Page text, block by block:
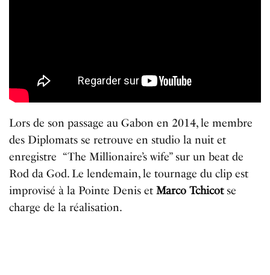
Lors de son passage au Gabon en 2014, le membre
des Diplomats se retrouve en studio la nuit et
enregistre “The Millionaire’s wife” sur un beat de
Rod da God. Le lendemain, le tournage du clip est
improvisé à la Pointe Denis etMarco Tchicotse
charge de la réalisation.